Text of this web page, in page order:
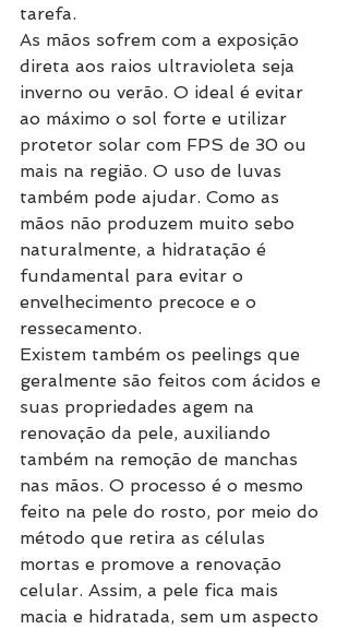
tarefa.
As mãos sofrem com a exposição
direta aos raios ultravioleta seja
inverno ou verão. O ideal é evitar
ao máximo o sol forte e utilizar
protetor solar com FPS de 30 ou
mais na região. O uso de luvas
também pode ajudar. Como as
mãos não produzem muito sebo
naturalmente, a hidratação é
fundamental para evitar o
envelhecimento precoce e o
ressecamento.
Existem também os peelings que
geralmente são feitos com ácidos e
suas propriedades agem na
renovação da pele, auxiliando
também na remoção de manchas
nas mãos. O processo é o mesmo
feito na pele do rosto, por meio do
método que retira as células
mortas e promove a renovação
celular. Assim, a pele fica mais
macia e hidratada, sem um aspecto